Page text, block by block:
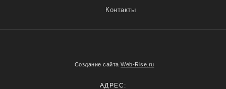
Контакты
Создание сайта Web-Rise.ru
АДРЕС: